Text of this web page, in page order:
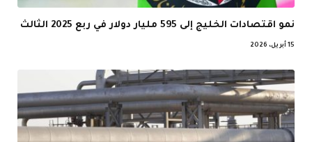
نمو اقتصادات الخليج إلى 595 مليار دولار في ربع 2025 الثالث
15 أبريل، 2026